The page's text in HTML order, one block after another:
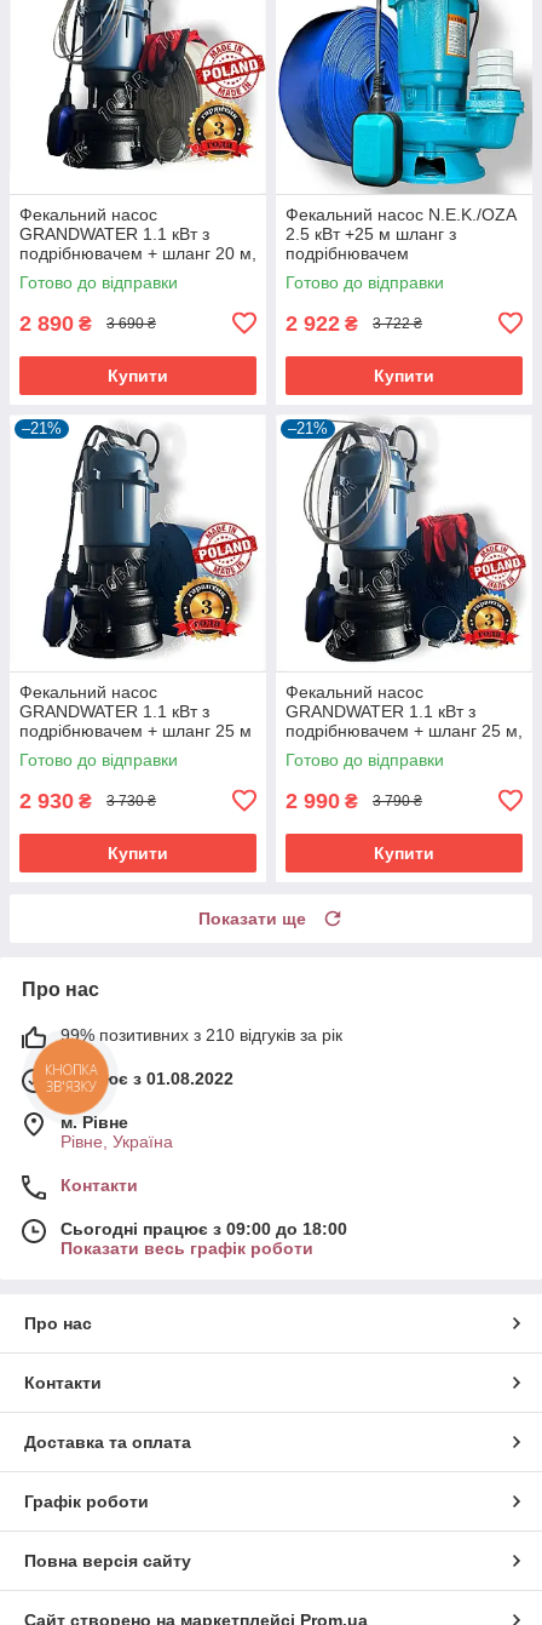
Фекальний насос
GRANDWATER 1.1 кВт з
подрібнювачем + шланг 20 м,
металевий трос, зажими,
хомут, рукавиці (комплект)
Готово до відправки
2 890 ₴ 3 690 ₴
Купити
Фекальний насос N.E.K./OZA
2.5 кВт +25 м шланг з
подрібнювачем
Готово до відправки
2 922 ₴ 3 722 ₴
Купити
–21%
Фекальний насос
GRANDWATER 1.1 кВт з
подрібнювачем + шланг 25 м
(комплект) гарантія 3 роки
Готово до відправки
2 930 ₴ 3 730 ₴
Купити
–21%
Фекальний насос
GRANDWATER 1.1 кВт з
подрібнювачем + шланг 25 м,
трос, зажими, хомут, рукавиці
(комплект)
Готово до відправки
2 990 ₴ 3 790 ₴
Купити
Показати ще
Про нас
99% позитивних з 210 відгуків за рік
Працює з 01.08.2022
м. Рівне
Рівне, Україна
Контакти
Сьогодні працює з 09:00 до 18:00
Показати весь графік роботи
Про нас
Контакти
Доставка та оплата
Графік роботи
Повна версія сайту
Сайт створено на маркетплейсі Prom.ua
КНОПКА
ЗВ'ЯЗКУ